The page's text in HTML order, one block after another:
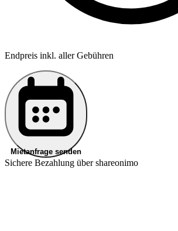
Endpreis inkl. aller Gebühren
Mietanfrage senden
Sichere Bezahlung über shareonimo